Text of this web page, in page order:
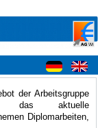
der Arbeitsgruppe
das aktuelle
Diplomarbeiten,